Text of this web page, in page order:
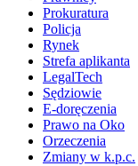
Prokuratura
Policja
Rynek
Strefa aplikanta
LegalTech
Sędziowie
E-doręczenia
Prawo na Oko
Orzeczenia
Zmiany w k.p.c.